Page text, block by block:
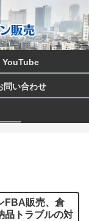
YouTube
問い合わせ
FBA販売、倉
品トラブルの対